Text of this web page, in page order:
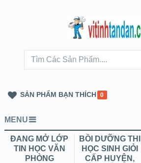
SẢN PHẨM BẠN THÍCH 0
MENU
ĐANG MỞ LỚP
TIN HỌC VĂN
PHÒNG
BỒI DƯỠNG THI
HỌC SINH GIỎI
CẤP HUYỆN,